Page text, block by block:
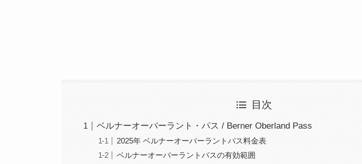
目次
ベルナーオーバーラント・パス / Berner Oberland Pass
2025年 ベルナーオーバーラントパス料金表
ベルナーオーバーラントパスの有効範囲